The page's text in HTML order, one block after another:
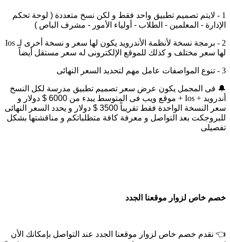
1 -
لايتم تصميم تطبيق واحد فقط و لكن نسخ متعددة ( لوحة تحكم
الإدارة - المعلمين - الطلاب - أولياء الأمور - مشرف الباص )
2 - برمجة نسخة لأنظمة الأندرويد يكون لها سعر و نسخة أخرى لـ
لها سعر مختلف و كذلك للموقع الإلكترونى له سعر مستقل أيضاً
3 - تنوع المواصفات عامل مهم لتحديد السعر النهائى
🔔 فى المجمل يكون عرض سعر تصميم تطبيق مدرسة لكل النسخ
أندرويد + Ios +
موقع ويب فى المتوسط يبدء من 6000 $ دولار و
سعر النسخة الواحدة فقط تقريباً 3500 $ دولار و يحدد السعر النهائى
للبروجكت بعد التواصل و معرفة كافة متطلباتكم و مناقشتها بشكل
تفصيلى
خصم خاص لزوار موقعنا الجدد
👈 نقدم خصم خاص لزوار موقعنا الجدد عند التواصل بإمكانك الأن